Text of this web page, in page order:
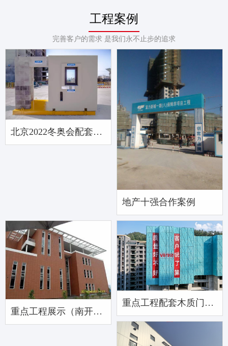
工程案例
完善客户的需求 是我们永不止步的追求
北京2022冬奥会配套材料供应商
地产十强合作案例
重点工程展示（南开大学新校区工程）
重点工程配套木质门，钢质门